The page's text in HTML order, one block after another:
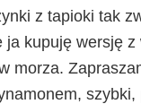
z tapioki tak
ja kupuję wersję z
morza.
szybki,